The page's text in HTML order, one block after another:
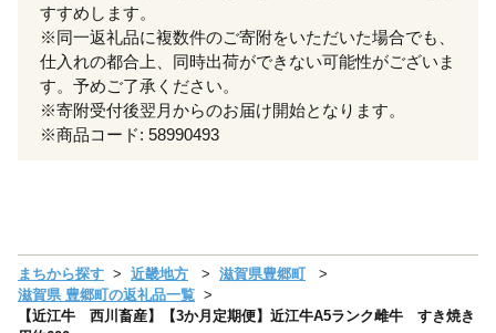
すすめします。
※同一返礼品に複数件のご寄附をいただいた場合でも、
仕入れの都合上、同時出荷ができない可能性がございま
す。予めご了承ください。
※寄附受付後翌月からのお届け開始となります。
※商品コード: 58990493
まちから探す 近畿地方
滋賀県豊郷町
滋賀県 豊郷町の返礼品一覧
【近江牛 西川畜産】【3か月定期便】近江牛A5ランク雌牛 すき焼き